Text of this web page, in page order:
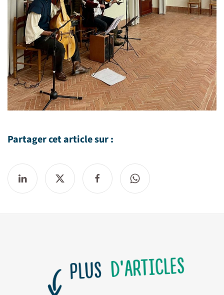
Partager cet article sur :
PLUSD'ARTICLES